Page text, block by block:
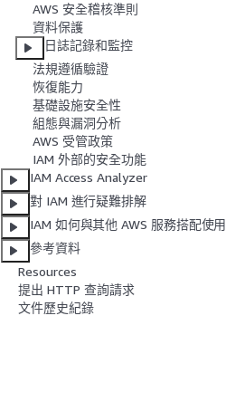
AWS 安全稽核準則
資料保護
日誌記錄和監控
法規遵循驗證
恢復能力
基礎設施安全性
組態與漏洞分析
AWS 受管政策
IAM 外部的安全功能
IAM Access Analyzer
對 IAM 進行疑難排解
IAM 如何與其他 AWS 服務搭配使用
參考資料
Resources
提出 HTTP 查詢請求
文件歷史紀錄